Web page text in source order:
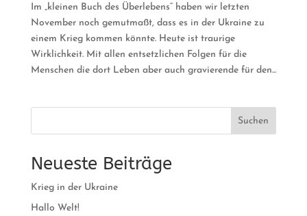
Im „kleinen Buch des Überlebens“ haben wir letzten
November noch gemutmaßt, dass es in der Ukraine zu
einem Krieg kommen könnte. Heute ist traurige
Wirklichkeit. Mit allen entsetzlichen Folgen für die
Menschen die dort Leben aber auch gravierende für den...
Suchen
Neueste Beiträge
Krieg in der Ukraine
Hallo Welt!